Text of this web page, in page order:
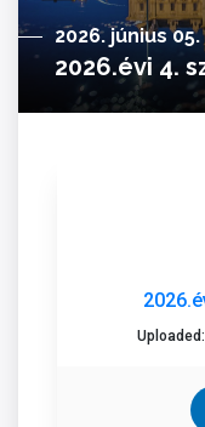
2026. június 05.
2026.évi 4.
Uploaded: